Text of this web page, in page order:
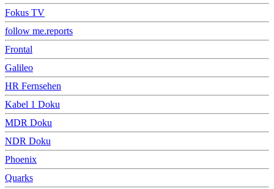
Fokus TV
follow me.reports
Frontal
Galileo
HR Fernsehen
Kabel 1 Doku
MDR Doku
NDR Doku
Phoenix
Quarks